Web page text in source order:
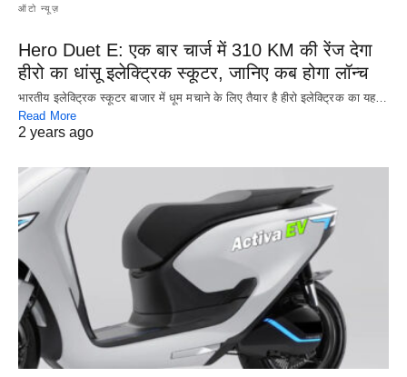
ऑटो न्यूज़
Hero Duet E: एक बार चार्ज में 310 KM की रेंज देगा
हीरो का धांसू इलेक्ट्रिक स्कूटर, जानिए कब होगा लॉन्च
भारतीय इलेक्ट्रिक स्कूटर बाजार में धूम मचाने के लिए तैयार है हीरो इलेक्ट्रिक का यह…
Read More
2 years ago